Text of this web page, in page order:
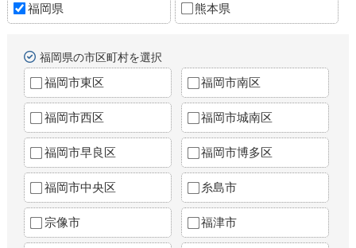
福岡県 熊本県
福岡県の市区町村を選択
福岡市東区 福岡市南区
福岡市西区 福岡市城南区
福岡市早良区 福岡市博多区
福岡市中央区 糸島市
宗像市 福津市